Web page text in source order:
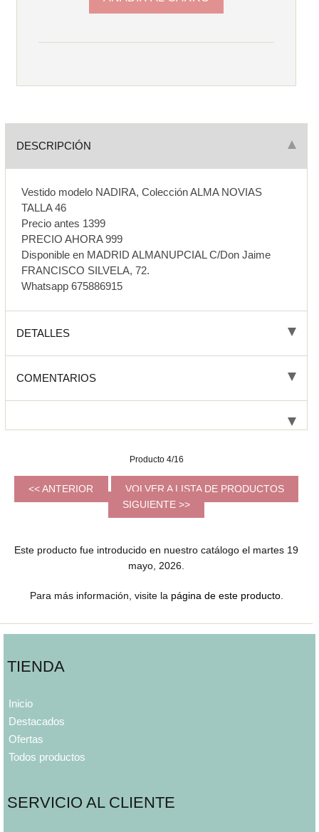
DESCRIPCIÓN
Vestido modelo NADIRA, Colección ALMA NOVIAS
TALLA 46
Precio antes 1399
PRECIO AHORA 999
Disponible en MADRID ALMANUPCIAL C/Don Jaime
FRANCISCO SILVELA, 72.
Whatsapp 675886915
DETALLES
COMENTARIOS
Producto 4/16
<< ANTERIOR
VOLVER A LISTA DE PRODUCTOS
SIGUIENTE >>
Este producto fue introducido en nuestro catálogo el martes 19
mayo, 2026.
Para más información, visite la página de este producto.
TIENDA
Inicio
Destacados
Ofertas
Todos productos
SERVICIO AL CLIENTE